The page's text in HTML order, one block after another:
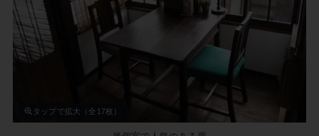
タップで拡大（全17枚）